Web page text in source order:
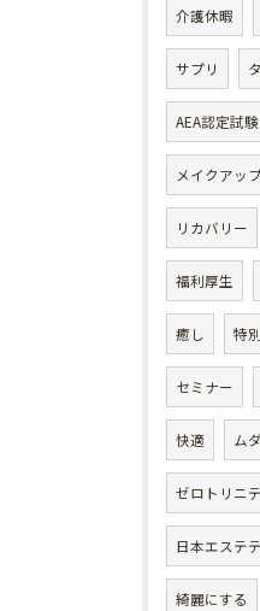
介護休暇
サプリ
AEA認定試験
メイクアッ
リカバリー
福利厚生
癒し 特
セミナー
快適 ム
ゼロトリニ
日本エステ
綺麗にする